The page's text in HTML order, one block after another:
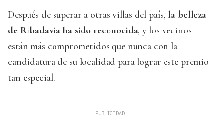
Después de superar a otras villas del país, la belleza
de Ribadavia ha sido reconocida, y los vecinos
están más comprometidos que nunca con la
candidatura de su localidad para lograr este premio
tan especial.